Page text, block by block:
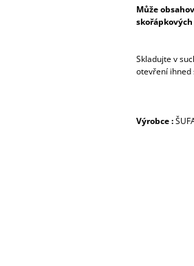
Může
Skladujte v
otevření ihned
Výrobce :